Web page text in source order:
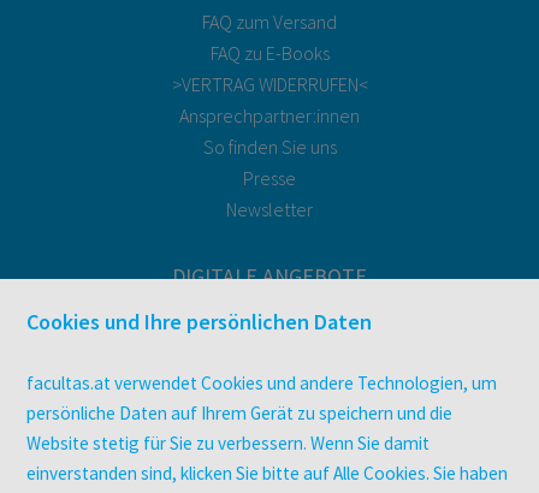
FAQ zum Versand
FAQ zu E-Books
>VERTRAG WIDERRUFEN<
Ansprechpartner:innen
So finden Sie uns
Presse
Newsletter
DIGITALE ANGEBOTE
Überblick
utb elibrary
E-Books
facultas Club
Cookies und Ihre persönlichen Daten
facultas.at verwendet Cookies und andere Technologien, um
persönliche Daten auf Ihrem Gerät zu speichern und die
Website stetig für Sie zu verbessern. Wenn Sie damit
einverstanden sind, klicken Sie bitte auf Alle Cookies. Sie haben